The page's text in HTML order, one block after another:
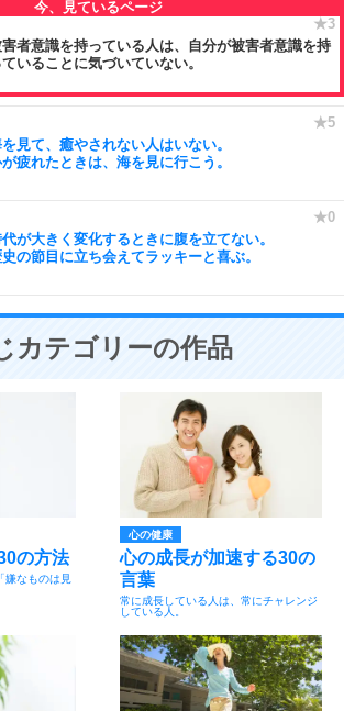
者意識を持っている人は、自分が被害者意識を持
ていることに気づいていない。
見て、癒やされない人はいない。
疲れたときは、海を見に行こう。
が大きく変化するときに腹を立てない。
史の節目に立ち会えてラッキーと喜ぶ。
カテゴリーの作品
の方法
嫌なものは見
心の健康
心の成長が加速する30の
言葉
常に成長している人は、常にチャレンジ
している人。